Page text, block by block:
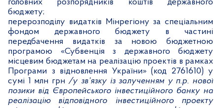
головних розпорядників коштів державного
бюджету;
перерозподілу видатків Мінрегіону за спеціальним
фондом державного бюджету в частині
передбачення видатків за новою бюджетною
програмою «Субвенція з державного бюджету
місцевим бюджетам на реалізацію проектів в рамках
Програми з відновлення України» (код 2761610) у
сумі 1 млн грн /у зв’язку із залученням у п.р. нової
позики від Європейського інвестиційного банку на
реалізацію відповідного інвестиційного проекту